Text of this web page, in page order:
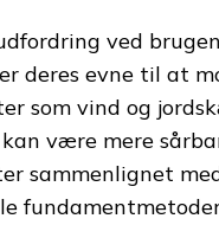
ved
deres evne til at
som vind og
kan være mere
sammenlignet